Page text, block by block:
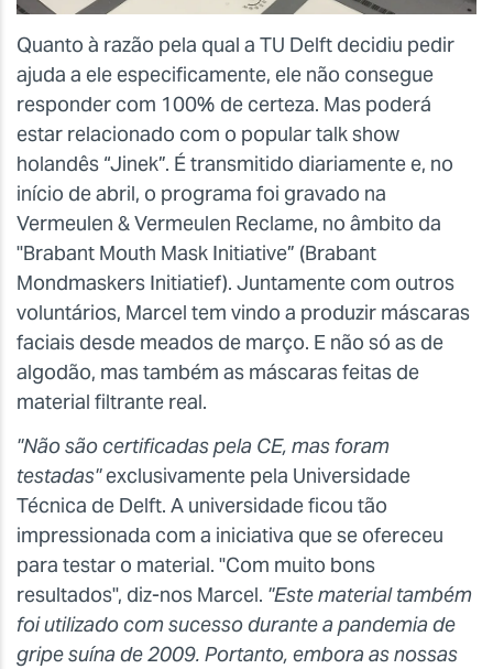
Quanto à razão pela qual a TU Delft decidiu pedir
ajuda a ele especificamente, ele não consegue
responder com 100% de certeza. Mas poderá
estar relacionado com o popular talk show
holandês “Jinek”. É transmitido diariamente e, no
início de abril, o programa foi gravado na
Vermeulen & Vermeulen Reclame, no âmbito da
"Brabant Mouth Mask Initiative” (Brabant
Mondmaskers Initiatief). Juntamente com outros
voluntários, Marcel tem vindo a produzir máscaras
faciais desde meados de março. E não só as de
algodão, mas também as máscaras feitas de
material filtrante real.
"Não são certificadas pela CE, mas foram
testadas"exclusivamente pela Universidade
Técnica de Delft. A universidade ficou tão
impressionada com a iniciativa que se ofereceu
para testar o material. "Com muito bons
resultados", diz-nos Marcel. "Este material também
foi utilizado com sucesso durante a pandemia de
gripe suína de 2009. Portanto, embora as nossas